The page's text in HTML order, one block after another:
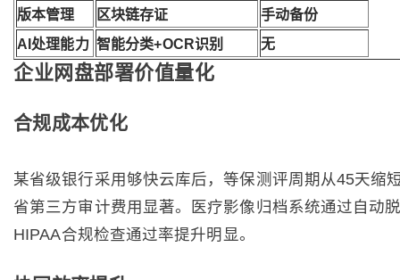
版本管理
区块链存证
手动备份
AI处理能力 智能分类+OCR识别 无
企业网盘部署价值量化
合规成本优化
某省级银行采用够快云库后，等保测评周期从45天缩
省第三方审计费用显著。医疗影像归档系统通过自动
HIPAA合规检查通过率提升明显。